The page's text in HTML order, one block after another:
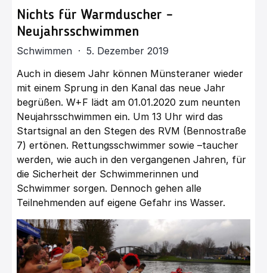
Nichts für Warmduscher –
Neujahrsschwimmen
Schwimmen · 5. Dezember 2019
Auch in diesem Jahr können Münsteraner wieder
mit einem Sprung in den Kanal das neue Jahr
begrüßen. W+F lädt am 01.01.2020 zum neunten
Neujahrsschwimmen ein. Um 13 Uhr wird das
Startsignal an den Stegen des RVM (Bennostraße
7) ertönen. Rettungsschwimmer sowie –taucher
werden, wie auch in den vergangenen Jahren, für
die Sicherheit der Schwimmerinnen und
Schwimmer sorgen. Dennoch gehen alle
Teilnehmenden auf eigene Gefahr ins Wasser.